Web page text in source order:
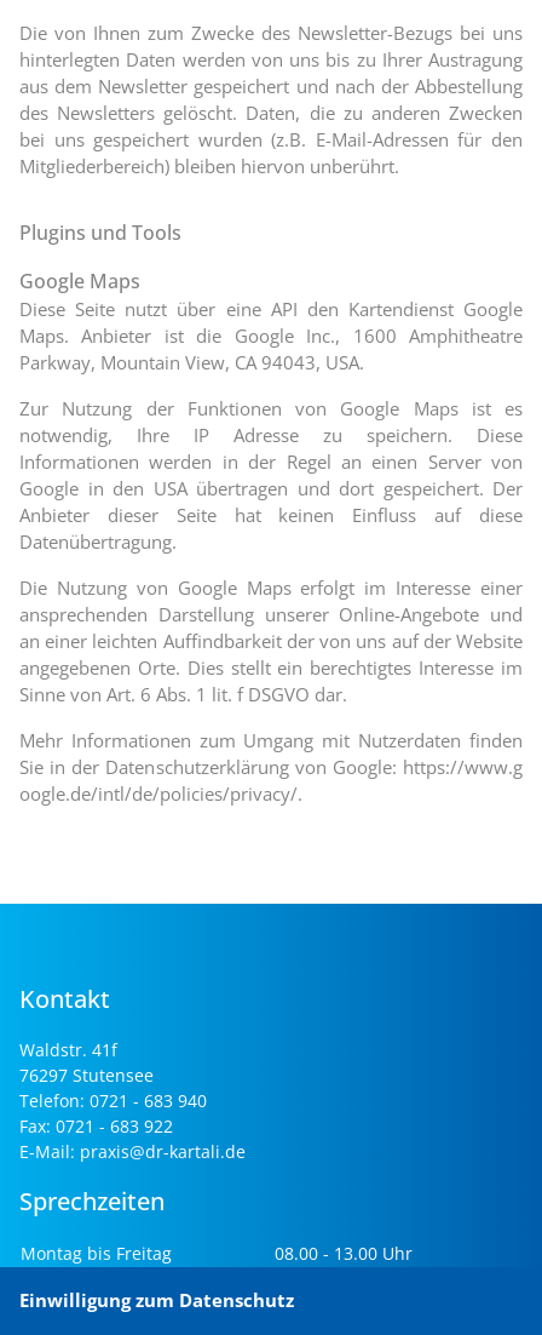
Die von Ihnen zum Zwecke des Newsletter-Bezugs bei uns
hinterlegten Daten werden von uns bis zu Ihrer Austragung
aus dem Newsletter gespeichert und nach der Abbestellung
des Newsletters gelöscht. Daten, die zu anderen Zwecken
bei uns gespeichert wurden (z.B. E-Mail-Adressen für den
Mitgliederbereich) bleiben hiervon unberührt.
Plugins und Tools
Google Maps
Diese Seite nutzt über eine API den Kartendienst Google
Maps. Anbieter ist die Google Inc., 1600 Amphitheatre
Parkway, Mountain View, CA 94043, USA.
Zur Nutzung der Funktionen von Google Maps ist es
notwendig, Ihre IP Adresse zu speichern. Diese
Informationen werden in der Regel an einen Server von
Google in den USA übertragen und dort gespeichert. Der
Anbieter dieser Seite hat keinen Einfluss auf diese
Datenübertragung.
Die Nutzung von Google Maps erfolgt im Interesse einer
ansprechenden Darstellung unserer Online-Angebote und
an einer leichten Auffindbarkeit der von uns auf der Website
angegebenen Orte. Dies stellt ein berechtigtes Interesse im
Sinne von Art. 6 Abs. 1 lit. f DSGVO dar.
Mehr Informationen zum Umgang mit Nutzerdaten finden
Sie in der Datenschutzerklärung von Google: https://www.g
oogle.de/intl/de/policies/privacy/.
Kontakt
Waldstr. 41f
76297 Stutensee
Telefon: 0721 - 683 940
Fax: 0721 - 683 922
E-Mail: praxis@dr-kartali.de
Sprechzeiten
Montag bis Freitag
08.00 - 13.00 Uhr
Einwilligung zum Datenschutz